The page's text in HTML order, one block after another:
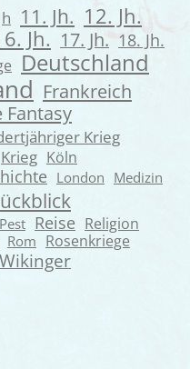
11. Jh. 12. Jh.
Jh. 17. Jh. 18. Jh.
Deutschland
Frankreich
Krieg
Krieg Köln
London Medizin
Pest Reise Religion
Rom Rosenkriege
Wikinger